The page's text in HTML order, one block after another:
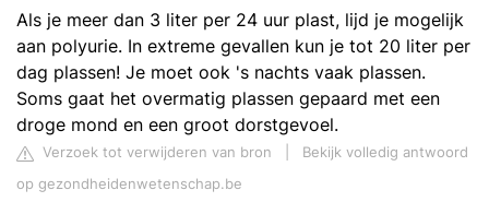
Als je meer dan 3 liter per 24 uur plast, lijd je mogelijk
aan polyurie. In extreme gevallen kun je tot 20 liter per
dag plassen! Je moet ook 's nachts vaak plassen.
Soms gaat het overmatig plassen gepaard met een
droge mond en een groot dorstgevoel.
Verzoek tot verwijderen van bron
Bekijk volledig antwoord
op gezondheidenwetenschap.be